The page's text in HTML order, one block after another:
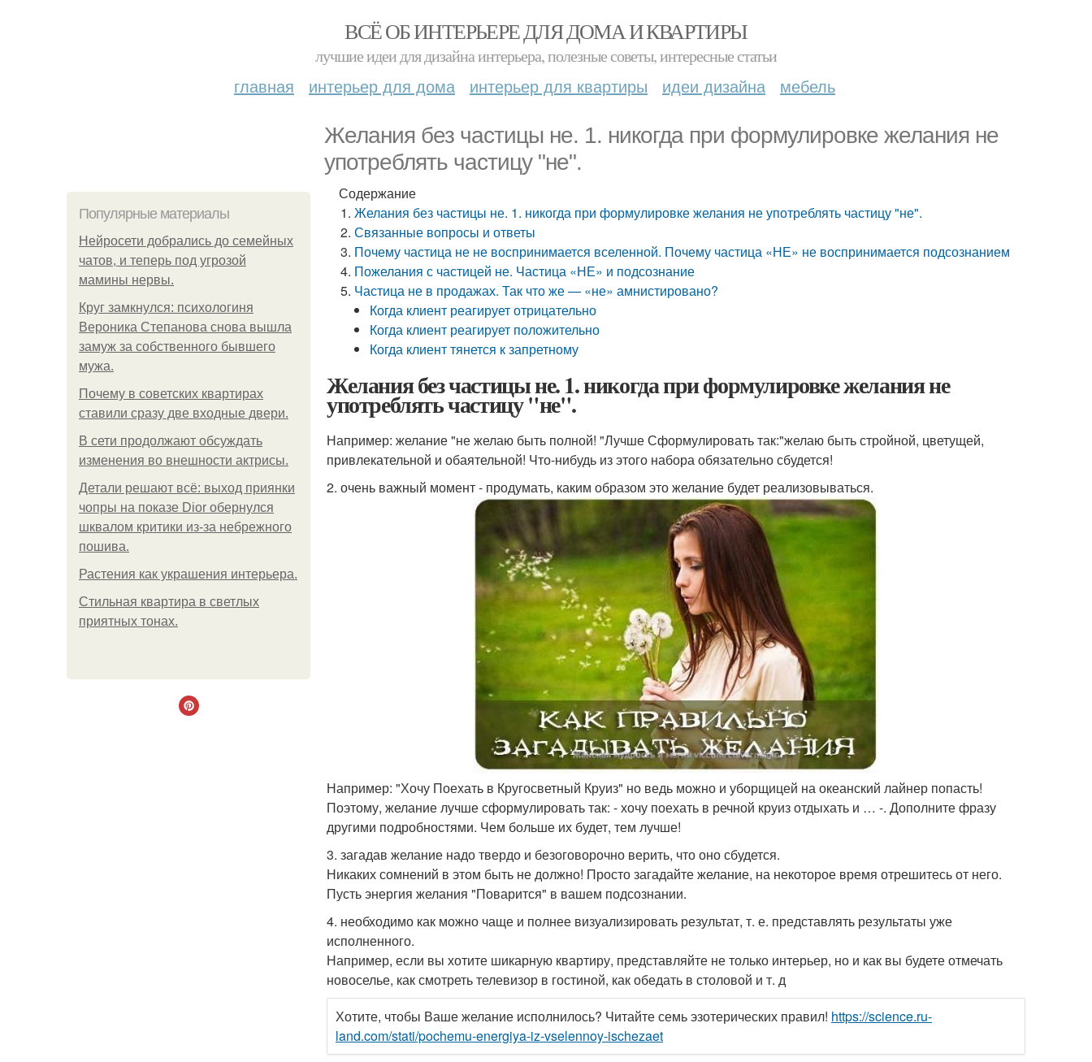
ВСЁ ОБ ИНТЕРЬЕРЕ ДЛЯ ДОМА И КВАРТИРЫ
лучшие идеи для дизайна интерьера, полезные советы, интересные статьи
главная интерьер для дома интерьер для квартиры идеи дизайна мебель
Желания без частицы не. 1. никогда при формулировке желания не
употреблять частицу "не".
Популярные материалы
Нейросети добрались до семейных
чатов, и теперь под угрозой
мамины нервы.
Круг замкнулся: психологиня
Вероника Степанова снова вышла
замуж за собственного бывшего
мужа.
Почему в советских квартирах
ставили сразу две входные двери.
В сети продолжают обсуждать
изменения во внешности актрисы.
Детали решают всё: выход приянки
чопры на показе Dior обернулся
шквалом критики из-за небрежного
пошива.
Растения как украшения интерьера.
Стильная квартира в светлых
приятных тонах.
Содержание
Желания без частицы не. 1. никогда при формулировке желания не употреблять частицу "не".
Связанные вопросы и ответы
Почему частица не не воспринимается вселенной. Почему частица «НЕ» не воспринимается подсознанием
Пожелания с частицей не. Частица «НЕ» и подсознание
Частица не в продажах. Так что же — «не» амнистировано?
Когда клиент реагирует отрицательно
Когда клиент реагирует положительно
Когда клиент тянется к запретному
Желания без частицы не. 1. никогда при формулировке желания не
употреблять частицу "не".
Например: желание "не желаю быть полной! "Лучше Сформулировать так:"желаю быть стройной, цветущей,
привлекательной и обаятельной! Что-нибудь из этого набора обязательно сбудется!
2. очень важный момент - продумать, каким образом это желание будет реализовываться.
Например: "Хочу Поехать в Кругосветный Круиз" но ведь можно и уборщицей на океанский лайнер попасть!
Поэтому, желание лучше сформулировать так: - хочу поехать в речной круиз отдыхать и … -. Дополните фразу
другими подробностями. Чем больше их будет, тем лучше!
3. загадав желание надо твердо и безоговорочно верить, что оно сбудется.
Никаких сомнений в этом быть не должно! Просто загадайте желание, на некоторое время отрешитесь от него.
Пусть энергия желания "Поварится" в вашем подсознании.
4. необходимо как можно чаще и полнее визуализировать результат, т. е. представлять результаты уже
исполненного.
Например, если вы хотите шикарную квартиру, представляйте не только интерьер, но и как вы будете отмечать
новоселье, как смотреть телевизор в гостиной, как обедать в столовой и т. д
Хотите, чтобы Ваше желание исполнилось? Читайте семь эзотерических правил! https://science.ru-
land.com/stati/pochemu-energiya-iz-vselennoy-ischezaet